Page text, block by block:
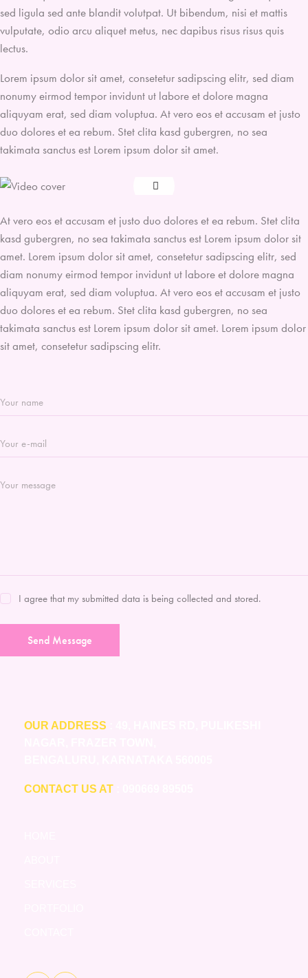
sed ligula sed ante blandit volutpat. Ut bibendum, nisi et mattis
vulputate, odio arcu aliquet metus, nec dapibus risus risus quis
lectus.
Lorem ipsum dolor sit amet, consetetur sadipscing elitr, sed diam
nonumy eirmod tempor invidunt ut labore et dolore magna
aliquyam erat, sed diam voluptua. At vero eos et accusam et justo
duo dolores et ea rebum. Stet clita kasd gubergren, no sea
takimata sanctus est Lorem ipsum dolor sit amet.
At vero eos et accusam et justo duo dolores et ea rebum. Stet clita
kasd gubergren, no sea takimata sanctus est Lorem ipsum dolor sit
amet. Lorem ipsum dolor sit amet, consetetur sadipscing elitr, sed
diam nonumy eirmod tempor invidunt ut labore et dolore magna
aliquyam erat, sed diam voluptua. At vero eos et accusam et justo
duo dolores et ea rebum. Stet clita kasd gubergren, no sea
takimata sanctus est Lorem ipsum dolor sit amet. Lorem ipsum dolor
sit amet, consetetur sadipscing elitr.
I agree that my submitted data is being collected and stored.
Send Message
OUR ADDRESS
CONTACT US AT